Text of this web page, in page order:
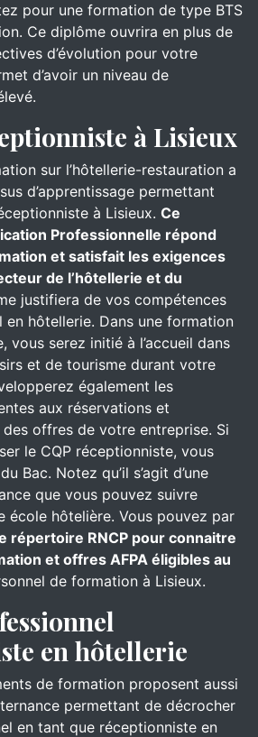
pour une formation de type BTS
Ce diplôme ouvrira en plus de
d’évolution pour votre
d’avoir un niveau de
à Lisieux
sur l’hôtellerie-restauration a
d’apprentissage permettant
à Lisieux. Ce
Professionnelle répond
et satisfait les exigences
de l’hôtellerie et du
justifiera de vos compétences
en hôtellerie. Dans une formation
vous serez initié à l’accueil dans
et de tourisme durant votre
également les
aux réservations et
offres de votre entreprise. Si
le CQP réceptionniste, vous
Bac. Notez qu’il s’agit d’une
que vous pouvez suivre
école hôtelière. Vous pouvez par
répertoire RNCP pour connaitre
et offres AFPA éligibles au
de formation à Lisieux.
en hôtellerie
de formation proposent aussi
permettant de décrocher
en tant que réceptionniste en